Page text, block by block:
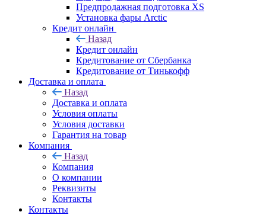
Предпродажная подготовка XS
Установка фары Arctic
Кредит онлайн
Назад
Кредит онлайн
Кредитование от Сбербанка
Кредитование от Тинькофф
Доставка и оплата
Назад
Доставка и оплата
Условия оплаты
Условия доставки
Гарантия на товар
Компания
Назад
Компания
О компании
Реквизиты
Контакты
Контакты